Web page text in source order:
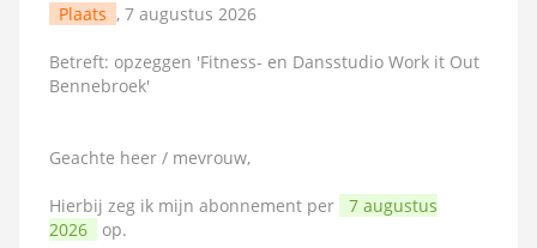
Plaats , 7 augustus 2026
Betreft: opzeggen 'Fitness- en Dansstudio Work it Out
Bennebroek'
Geachte heer / mevrouw,
Hierbij zeg ik mijn abonnement per
7 augustus
2026
op.